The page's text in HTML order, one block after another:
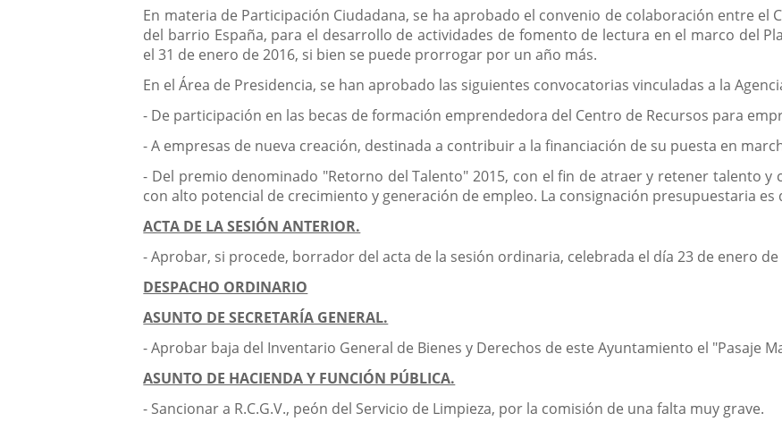
En materia de Participación Ciudadana, se ha aprobado el convenio de colaboración entre el
del barrio España, para el desarrollo de actividades de fomento de lectura en el marco del
el 31 de enero de 2016, si bien se puede prorrogar por un año más.
En el Área de Presidencia, se han aprobado las siguientes convocatorias vinculadas a la
- De participación en las becas de formación emprendedora del Centro de Recursos para
- A empresas de nueva creación, destinada a contribuir a la financiación de su puesta en
- Del premio denominado "Retorno del Talento" 2015, con el fin de atraer y retener talento
con alto potencial de crecimiento y generación de empleo. La consignación presupuestaria es
ACTA DE LA SESIÓN ANTERIOR.
- Aprobar, si procede, borrador del acta de la sesión ordinaria, celebrada el día 23 de enero de
DESPACHO ORDINARIO
ASUNTO DE SECRETARÍA GENERAL.
- Aprobar baja del Inventario General de Bienes y Derechos de este Ayuntamiento el "Pasaje
ASUNTO DE HACIENDA Y FUNCIÓN PÚBLICA.
- Sancionar a R.C.G.V., peón del Servicio de Limpieza, por la comisión de una falta muy grave.